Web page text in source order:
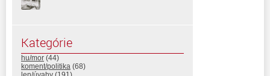
Kategórie
hu/mor (44)
koment/politika (68)